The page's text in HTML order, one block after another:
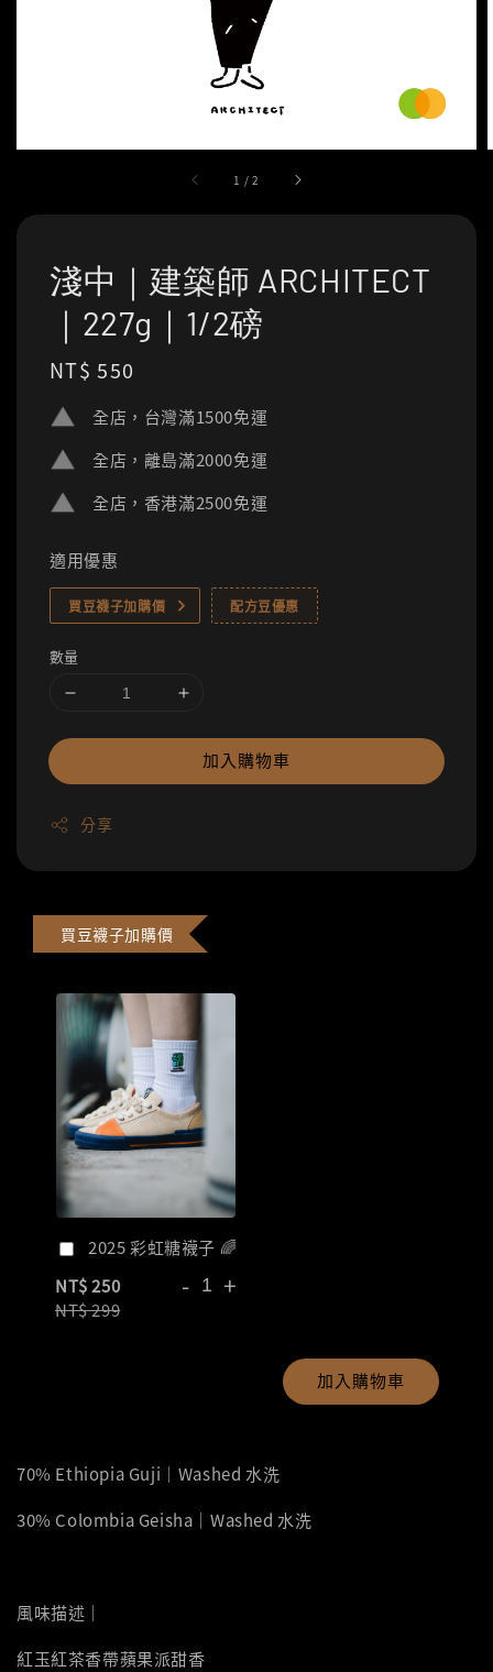
1 /2
淺中｜建築師 ARCHITECT
｜227g｜1/2磅
Regular
NT$ 550
全店，台灣滿1500免運
全店，離島滿2000免運
全店，香港滿2500免運
適用優惠
買豆襪子加購價 配方豆優惠
數量
加入購物車
分享
買豆襪子加購價
2025 彩虹糖襪子 🌈
NT$ 250
NT$ 299
- +
加入購物車
70% Ethiopia Guji｜Washed 水洗
30% Colombia Geisha｜Washed 水洗
風味描述｜
紅玉紅茶香帶蘋果派甜香